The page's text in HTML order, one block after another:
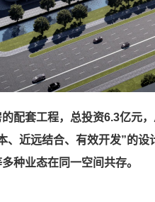
配套工程，总投资6.3亿元
近远结合、有效开发”的
种业态在同一空间共存。